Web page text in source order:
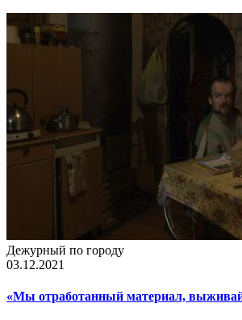
Дежурный по городу
03.12.2021
«Мы отработанный материал,